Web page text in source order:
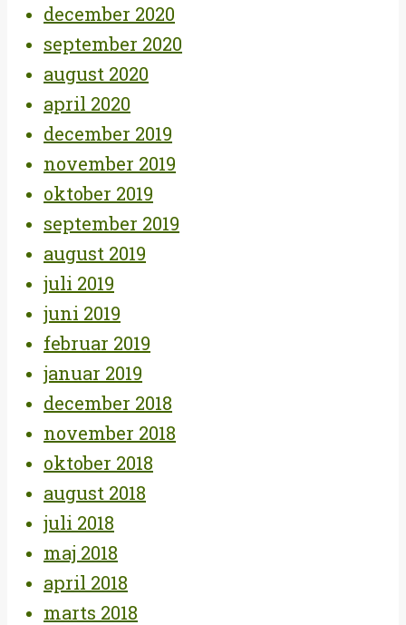
december 2020
september 2020
august 2020
april 2020
december 2019
november 2019
oktober 2019
september 2019
august 2019
juli 2019
juni 2019
februar 2019
januar 2019
december 2018
november 2018
oktober 2018
august 2018
juli 2018
maj 2018
april 2018
marts 2018